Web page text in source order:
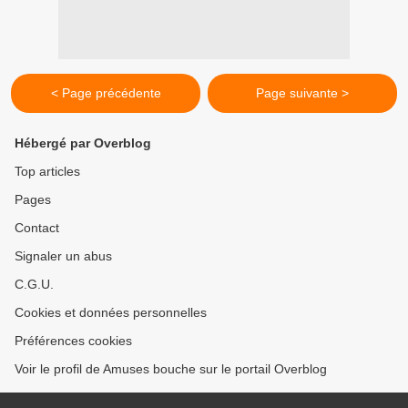
< Page précédente Page suivante >
Hébergé par Overblog
Top articles
Pages
Contact
Signaler un abus
C.G.U.
Cookies et données personnelles
Préférences cookies
Voir le profil de Amuses bouche sur le portail Overblog